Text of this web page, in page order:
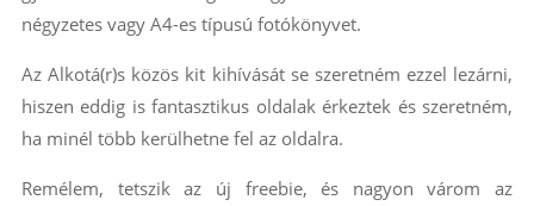
négyzetes vagy A4-es típusú fotókönyvet.
Az Alkotá(r)s közös kit kihívását se szeretném ezzel lezárni,
hiszen eddig is fantasztikus oldalak érkeztek és szeretném,
ha minél több kerülhetne fel az oldalra.
Remélem, tetszik az új freebie, és nagyon várom az